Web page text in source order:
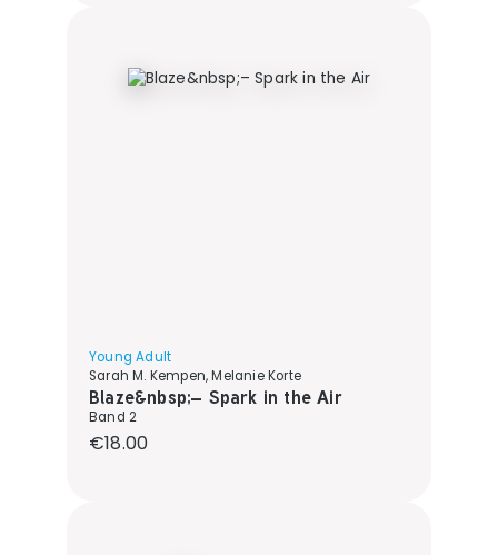
Young Adult
Sarah M. Kempen, Melanie Korte
Blaze&nbsp;– Spark in the Air
Band 2
Regular price:
€18.00